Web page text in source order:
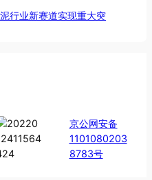
行业新赛道实现重大突
京公网安备
1101080203
8783号